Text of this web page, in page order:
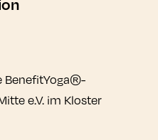
BenefitYoga®-
e.V. im Kloster